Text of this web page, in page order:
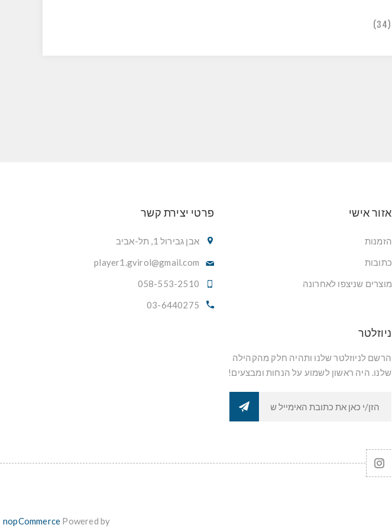
(34)
אזור אישי
הזמנות
כתובות
מוצרים שניצפו לאחרונה
פרטי יצירת קשר
אבן גבירול 1, תל-אביב
player1.gvirol@gmail.com
058-553-2510
03-6440275
ניוזלטר
הרשם לניוזלטר שלנו ותהיה חלק מהקהילה
שלנו. היה ראשון לשמוע על הנחות ומבצעים!
Powered by
nopCommerce